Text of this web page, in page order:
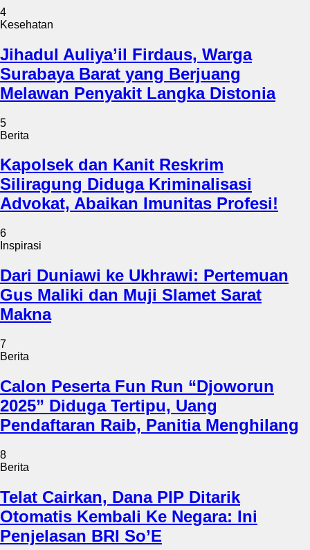
4
Kesehatan
Jihadul Auliya’il Firdaus, Warga
Surabaya Barat yang Berjuang
Melawan Penyakit Langka Distonia
5
Berita
Kapolsek dan Kanit Reskrim
Siliragung Diduga Kriminalisasi
Advokat, Abaikan Imunitas Profesi!
6
Inspirasi
Dari Duniawi ke Ukhrawi: Pertemuan
Gus Maliki dan Muji Slamet Sarat
Makna
7
Berita
Calon Peserta Fun Run “Djoworun
2025” Diduga Tertipu, Uang
Pendaftaran Raib, Panitia Menghilang
8
Berita
Telat Cairkan, Dana PIP Ditarik
Otomatis Kembali Ke Negara: Ini
Penjelasan BRI So’E